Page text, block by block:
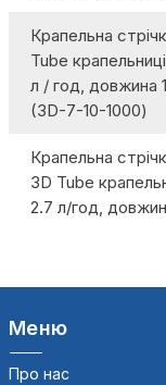
Крапельна
Tube
л / год, довжина
(3D-7-10-1000)
Крапельна
3D Tube
2.7 л/год,
Меню
Про нас